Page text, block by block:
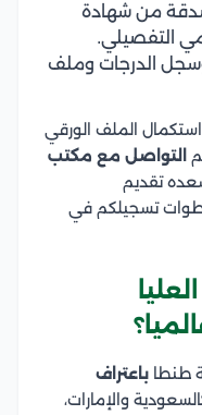
من شهادة
التفصيلي.
وسجل الدرجات وملف
الملف الورقي
التواصل مع مكتب
تقديم
خطوات تسجيلكم في
طنطا باعتراف
والإمارات،